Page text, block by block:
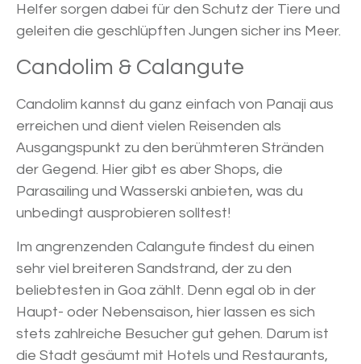
Helfer sorgen dabei für den Schutz der Tiere und
geleiten die geschlüpften Jungen sicher ins Meer.
Candolim & Calangute
Candolim kannst du ganz einfach von Panaji aus
erreichen und dient vielen Reisenden als
Ausgangspunkt zu den berühmteren Stränden
der Gegend. Hier gibt es aber Shops, die
Parasailing und Wasserski anbieten, was du
unbedingt ausprobieren solltest!
Im angrenzenden Calangute findest du einen
sehr viel breiteren Sandstrand, der zu den
beliebtesten in Goa zählt. Denn egal ob in der
Haupt- oder Nebensaison, hier lassen es sich
stets zahlreiche Besucher gut gehen. Darum ist
die Stadt gesäumt mit Hotels und Restaurants,